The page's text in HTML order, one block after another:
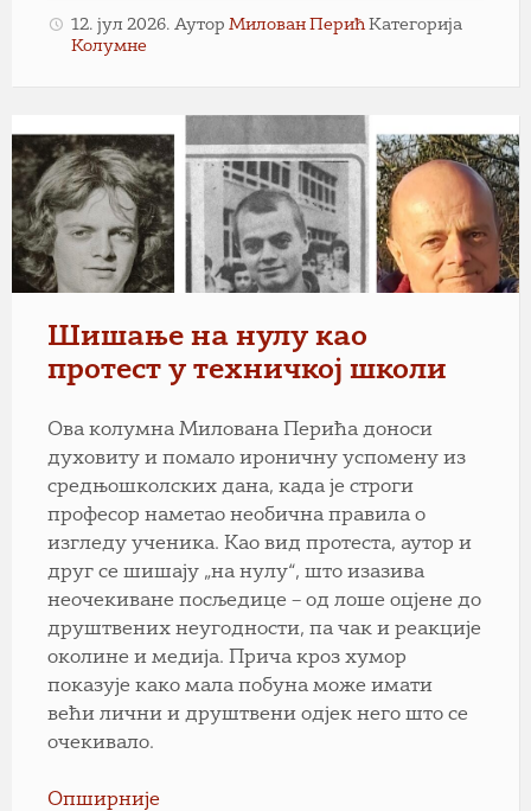
12. јул 2026. Аутор Милован Перић Категорија
Колумне
Шишање на нулу као
протест у техничкој школи
Ова колумна Милована Перића доноси
духовиту и помало ироничну успомену из
средњошколских дана, када је строги
професор наметао необична правила о
изгледу ученика. Као вид протеста, аутор и
друг се шишају „на нулу“, што изазива
неочекиване посљедице – од лоше оцјене до
друштвених неугодности, па чак и реакције
околине и медија. Прича кроз хумор
показује како мала побуна може имати
већи лични и друштвени одјек него што се
очекивало.
Опширније